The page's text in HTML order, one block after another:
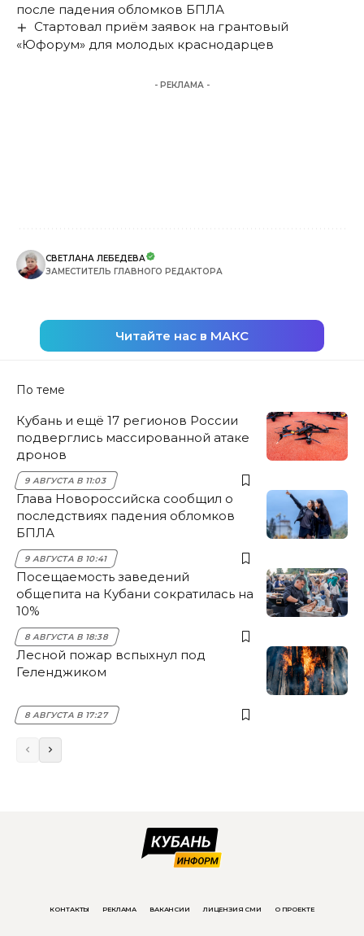
после падения обломков БПЛА
Стартовал приём заявок на грантовый
«Юфорум» для молодых краснодарцев
- РЕКЛАМА -
СВЕТЛАНА ЛЕБЕДЕВА
ЗАМЕСТИТЕЛЬ ГЛАВНОГО РЕДАКТОРА
Читайте нас в МАКС
По теме
Кубань и ещё 17 регионов России
подверглись массированной атаке
дронов
9 АВГУСТА В 11:03
Глава Новороссийска сообщил о
последствиях падения обломков
БПЛА
9 АВГУСТА В 10:41
Посещаемость заведений
общепита на Кубани сократилась на
10%
8 АВГУСТА В 18:38
Лесной пожар вспыхнул под
Геленджиком
8 АВГУСТА В 17:27
КОНТАКТЫ РЕКЛАМА ВАКАНСИИ ЛИЦЕНЗИЯ СМИ О ПРОЕКТЕ